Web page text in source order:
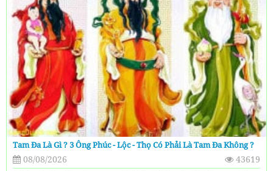
Tam Đa Là Gì ? 3 Ông Phúc - Lộc - Thọ Có Phải Là Tam Đa Không ?
08/08/2026
43619